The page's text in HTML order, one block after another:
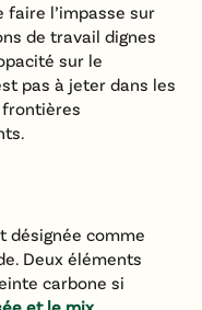
faire l’impasse sur
de travail dignes
sur le
pas à jeter dans les
frontières
désignée comme
Deux éléments
carbone si